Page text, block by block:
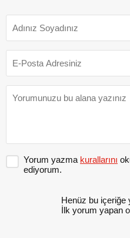
Yorum yazma kurallarını
ediyorum.
Henüz bu içeriğe
İlk yorum yapan